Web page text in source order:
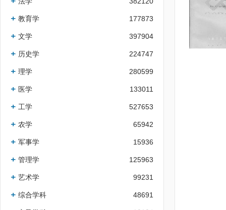
教育学 177873
文学 397904
历史学 224747
理学 280599
医学 133011
工学 527653
农学 65942
军事学 15936
管理学 125963
艺术学 99231
综合学科 48691